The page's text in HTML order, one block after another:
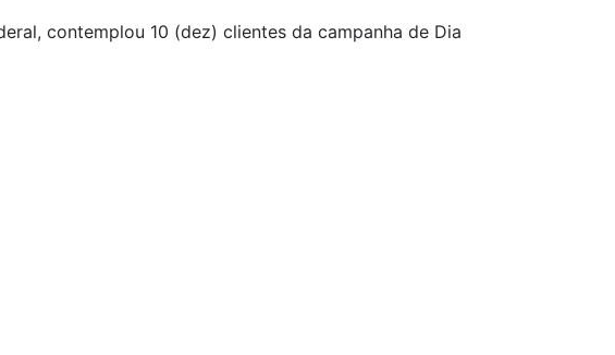
contemplou 10 (dez) clientes da campanha de Dia